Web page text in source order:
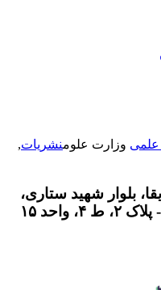
وزارت علومنشریات,
بلوار شهید ستاری،
۱۵